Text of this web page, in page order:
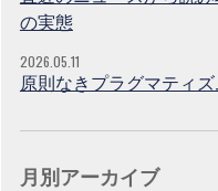
の実態
2026.05.11
原則なきプラグマティ
月別アーカイブ